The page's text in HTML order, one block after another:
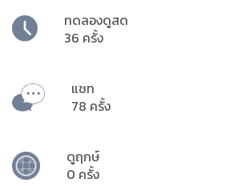
ทดลองดูสด
36 ครั้ง
แชท
78 ครั้ง
ดูฤกษ์
0 ครั้ง